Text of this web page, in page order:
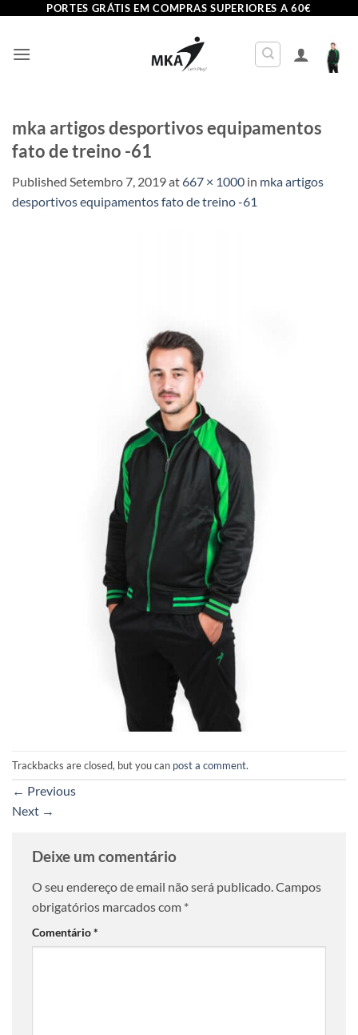
content
PORTES GRÁTIS EM COMPRAS SUPERIORES A 60€
mka artigos desportivos equipamentos
fato de treino -61
Published Setembro 7, 2019at667 × 1000 in mka artigos
desportivos equipamentos fato de treino -61
Trackbacks are closed, but you can post a comment.
← Previous
Next →
Deixe um comentário
O seu endereço de email não será publicado.Campos
obrigatórios marcados com *
Comentário*